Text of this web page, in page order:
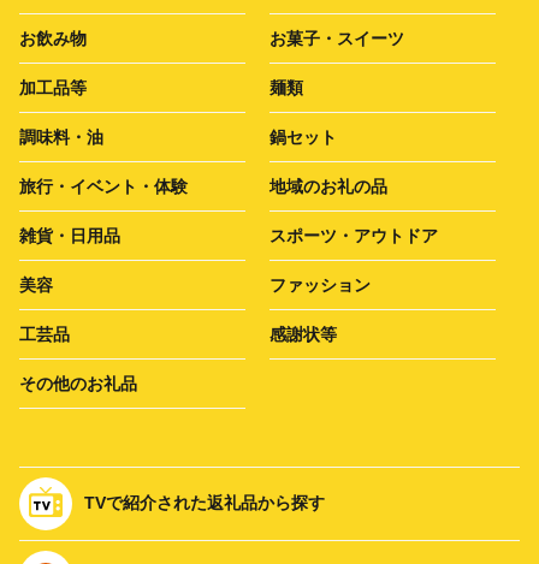
お飲み物 お菓子・スイーツ
加工品等 麺類
調味料・油 鍋セット
旅行・イベント・体験 地域のお礼の品
雑貨・日用品 スポーツ・アウトドア
美容 ファッション
工芸品 感謝状等
その他のお礼品
TVで紹介された返礼品から探す